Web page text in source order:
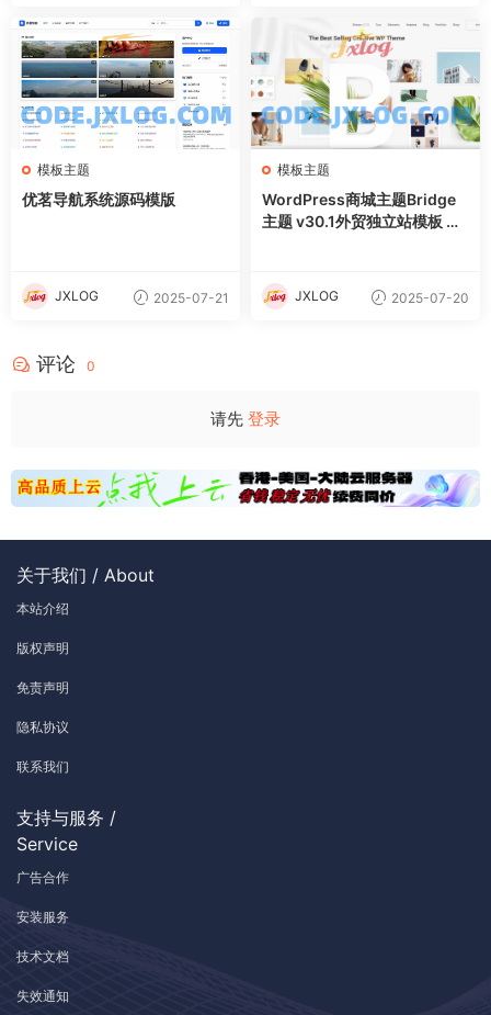
模板主题
优茗导航系统源码模版
JXLOG 2025-07-21
模板主题
WordPress商城主题Bridge
主题 v30.1外贸独立站模板 含
JXLOG 2025-07-20
评论 0
请先 登录
关于我们 / About
本站介绍
版权声明
免责声明
隐私协议
联系我们
支持与服务 /
Service
广告合作
安装服务
技术文档
失效通知